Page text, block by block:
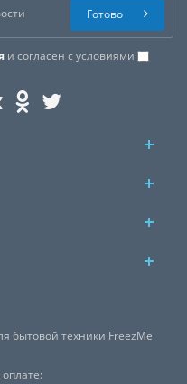
и согласен с условиями
Готово
бытовой техники FreezMe